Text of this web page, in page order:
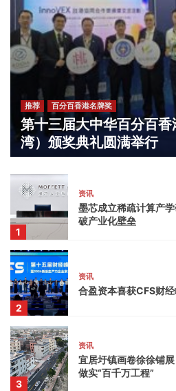
推荐 百分百香港名牌奖
第十三届大中华百分百
湾）颁奖典礼圆满举行
资讯
温氏股份全员上飞书，
链
5
资讯
两年营收超300亿元
林”拔节生长
1
资讯
墨芯成立稀疏计算产
破产业化壁垒
2
资讯
合盈资本喜获CFS财
3
资讯
宜居圩镇画卷徐徐铺
做实“百千万工程”